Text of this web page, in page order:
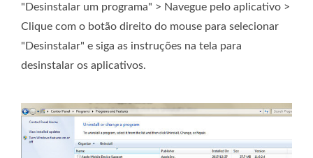
"Desinstalar um programa" > Navegue pelo aplicativo >
Clique com o botão direito do mouse para selecionar
"Desinstalar" e siga as instruções na tela para
desinstalar os aplicativos.